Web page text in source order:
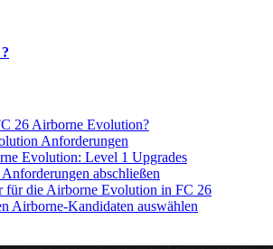
?
26 Airborne Evolution?
Anforderungen
Evolution: Level 1 Upgrades
abschließen
für die Airborne Evolution in FC 26
Airborne-Kandidaten auswählen